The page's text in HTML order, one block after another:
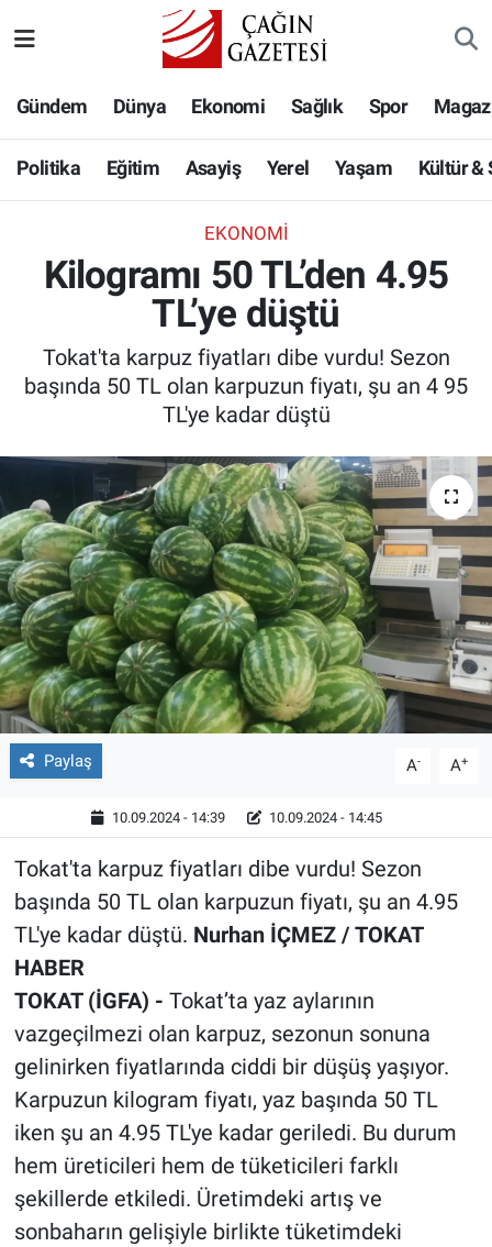
Gündem Dünya Ekonomi Sağlık Spor
Politika Eğitim Asayiş Yerel Yaşam Kültür &
EKONOMI
Kilogramı 50 TL’den 4.95
TL’ye düştü
Tokat'ta karpuz fiyatları dibe vurdu! Sezon
başında 50 TL olan karpuzun fiyatı, şu an 4 95
TL'ye kadar düştü
Paylaş A- A+
10.09.2024 - 14:39 10.09.2024 - 14:45
Tokat'ta karpuz fiyatları dibe vurdu! Sezon
başında 50 TL olan karpuzun fiyatı, şu an 4.95
TL'ye kadar düştü. Nurhan İÇMEZ / TOKAT
HABER
TOKAT (İGFA) - Tokat’ta yaz aylarının
vazgeçilmezi olan karpuz, sezonun sonuna
gelinirken fiyatlarında ciddi bir düşüş yaşıyor.
Karpuzun kilogram fiyatı, yaz başında 50 TL
iken şu an 4.95 TL'ye kadar geriledi. Bu durum
hem üreticileri hem de tüketicileri farklı
şekillerde etkiledi. Üretimdeki artış ve
sonbaharın gelişiyle birlikte tüketimdeki
Eğitim
Asayiş
Kültür & Sanat
Bilim-Teknoloji
Köşe Yazıları
Röportaj
Video Galeri
Hava Durumu
Namaz Vakitleri
Süper Lig Puan Durumu ve Fikstür
Tüm Manşetler
Son Dakika Haberleri
Haber Arşivi